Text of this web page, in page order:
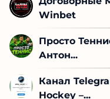
Winbet
Просто
Антон...
Канал
Hockey –...